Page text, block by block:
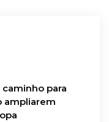
caminho para
ampliarem